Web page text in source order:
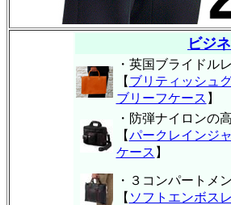
ビジ
・英国ブライドル
【 ブリティッシュ
ブリーフケース 】
・防弾ナイロンの
【パークレインジ
ケース 】
・３コンパートメ
【 ソフトエンボス